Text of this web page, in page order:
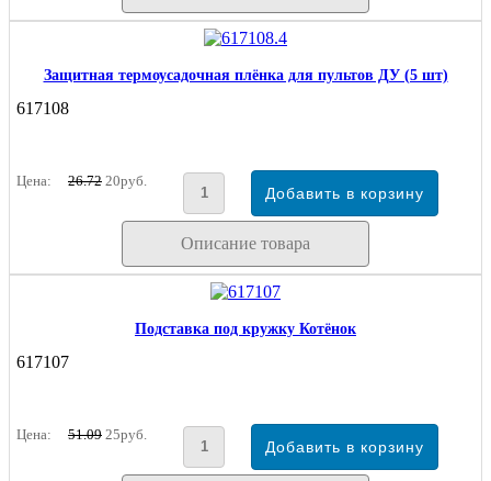
Защитная термоусадочная плёнка для пультов ДУ (5 шт)
617108
Цена: 26.72 20руб.
Описание товара
Подставка под кружку Котёнок
617107
Цена: 51.09 25руб.